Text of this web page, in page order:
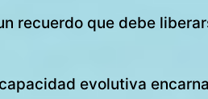
recuerdo que debe
evolutiva